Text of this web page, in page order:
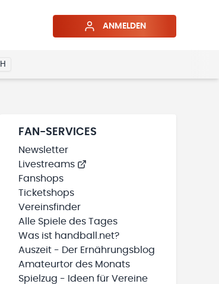
ANMELDEN
WIRD GELADEN
HINZUFÜGEN
FAN-SERVICES
Newsletter
Livestreams
Fanshops
Ticketshops
Vereinsfinder
Alle Spiele des Tages
Was ist handball.net?
Auszeit - Der Ernährungsblog
Amateurtor des Monats
Spielzug - Ideen für Vereine